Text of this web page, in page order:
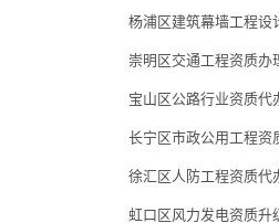
杨浦区建筑幕墙工程设
崇明区交通工程资质办
宝山区公路行业资质代
长宁区市政公用工程资
徐汇区人防工程资质代
虹口区风力发电资质升